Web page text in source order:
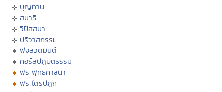
บุญทาน
สมาธิ
วิปัสสนา
ปริวาสกรรม
ฟังสวดมนต์
คอร์สปฏิบัติธรรม
พระพุทธศาสนา
พระไตรปิฏก